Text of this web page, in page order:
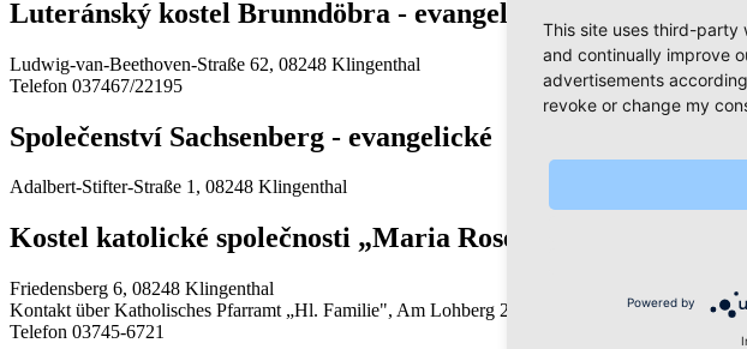
Luteránský kostel Brunndöbra - evangelický
Ludwig-van-Beethoven-Straße 62, 08248 Klingenthal
Telefon 037467/22195
Společenství Sachsenberg - evangelické
Adalbert-Stifter-Straße 1, 08248 Klingenthal
Kostel katolické společnosti „Maria Rosenkranzkönigin"
Friedensberg 6, 08248 Klingenthal
Kontakt über Katholisches Pfarramt „Hl. Familie", Am Lohberg 2, 08223 Falkenstein
Telefon 03745-6721
This site uses third-
and continually improve
advertisements
revoke or change my
Powered by